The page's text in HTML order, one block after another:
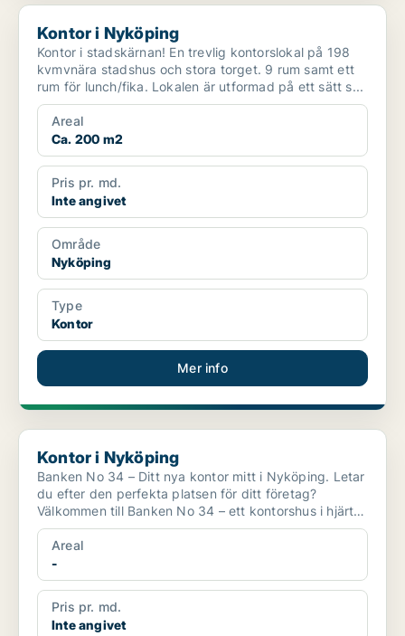
Kontor i Nyköping
Kontor i Nyköping
Kontor i stadskärnan! En trevlig kontorslokal på 198
kvmvnära stadshus och stora torget. 9 rum samt ett
rum för lunch/fika. Lokalen är utformad på ett sätt s...
Areal
Ca. 200 m2
Pris pr. md.
Inte angivet
Område
Nyköping
Type
Kontor
Mer info
Kontor i Nyköping
Kontor i Nyköping
Banken No 34 – Ditt nya kontor mitt i Nyköping. Letar
du efter den perfekta platsen för ditt företag?
Välkommen till Banken No 34 – ett kontorshus i hjärtat
...
Areal
-
Pris pr. md.
Inte angivet